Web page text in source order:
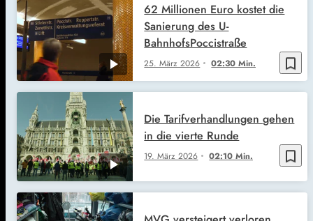
bookmark_border
25. März 2026 02:30 Min.
62 Millionen Euro kostet die
Sanierung des U-
BahnhofsPoccistraße
bookmark_border
19. März 2026 02:10 Min.
Die Tarifverhandlungen gehen
in die vierte Runde